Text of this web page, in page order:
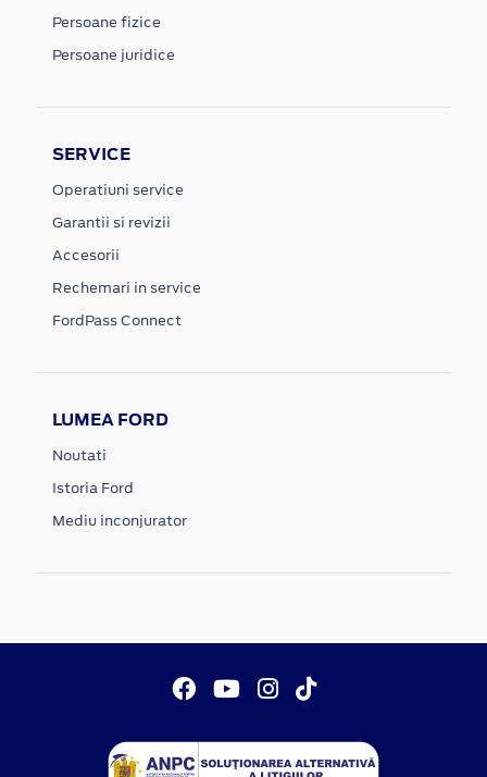
Persoane fizice
Persoane juridice
SERVICE
Operatiuni service
Garantii si revizii
Accesorii
Rechemari in service
FordPass Connect
LUMEA FORD
Noutati
Istoria Ford
Mediu inconjurator